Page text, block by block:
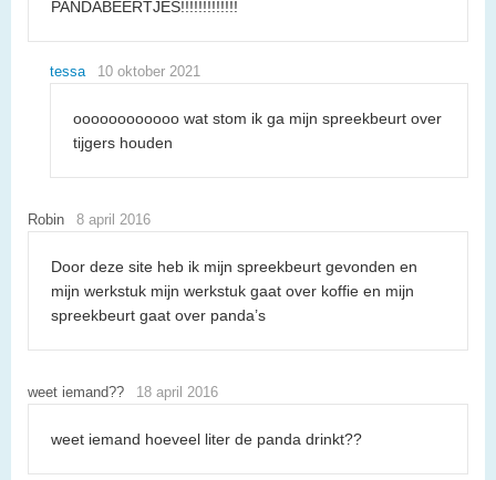
PANDABEERTJES!!!!!!!!!!!!!
tessa 10 oktober 2021
oooooooooooo wat stom ik ga mijn spreekbeurt over
tijgers houden
Robin 8 april 2016
Door deze site heb ik mijn spreekbeurt gevonden en
mijn werkstuk mijn werkstuk gaat over koffie en mijn
spreekbeurt gaat over panda’s
weet iemand?? 18 april 2016
weet iemand hoeveel liter de panda drinkt??